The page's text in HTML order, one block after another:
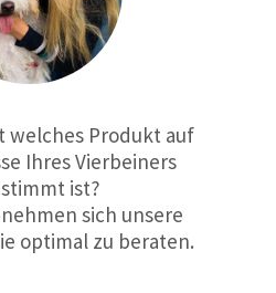
welches Produkt auf
Ihres Vierbeiners
ist?
sich unsere
optimal zu beraten.